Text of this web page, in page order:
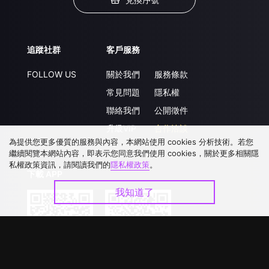
追蹤社群
FOLLOW US
客戶服務
關於我們
常見問題
聯絡我們
升級VIP
服務條款
隱私權
公開徵件
合作洽談
為提供您更多優質的服務與內容，本網站使用 cookies 分析技術。若您
繼續閱覽本網站內容，即表示您同意我們使用 cookies，關於更多相關隱
私權政策資訊，請閱讀我們的隱私權政策。
我知道了